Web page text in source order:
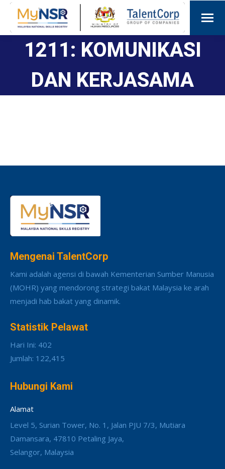
1211: KOMUNIKASI
DAN KERJASAMA
Mengenai TalentCorp
Kami adalah agensi di bawah Kementerian Sumber Manusia
(MOHR) yang mendorong strategi bakat Malaysia ke arah
menjadi hab bakat yang dinamik.
Statistik Pelawat
Hari Ini: 402
Jumlah: 122,415
Hubungi Kami
Alamat
Level 5, Surian Tower, No. 1, Jalan PJU 7/3, Mutiara
Damansara, 47810 Petaling Jaya,
Selangor, Malaysia